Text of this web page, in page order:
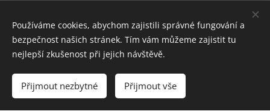
Používáme cookies, abychom zajistili správné fungování a
bezpečnost našich stránek. Tím vám můžeme zajistit tu
nejlepší zkušenost při jejich návštěvě.
Přijmout nezbytné Přijmout vše